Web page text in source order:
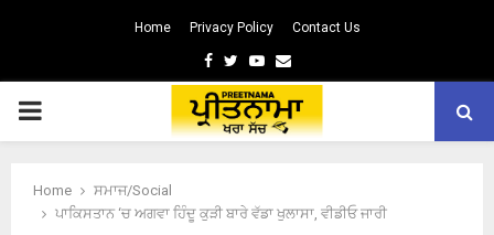
Home Privacy Policy Contact Us
Facebook
TwitterYoutube
Email
PRIMARY
Home
ਸਮਾਜ/Social
ਪਾਕਿਸਤਾਨ ‘ਚ ਅਗਵਾ ਹਿੰਦੂ ਕੁੜੀ ਬਾਰੇ ਵੱਡਾ ਖੁਲਾਸਾ, ਵੀਡੀਓ ਜਾਰੀ